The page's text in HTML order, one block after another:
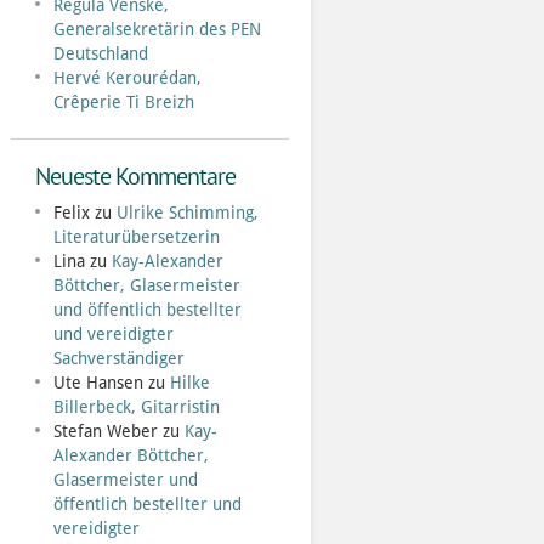
Regula Venske,
Generalsekretärin des PEN
Deutschland
Hervé Kerourédan,
Crêperie Ti Breizh
Neueste Kommentare
Felix zu Ulrike Schimming,
Literaturübersetzerin
Lina zu Kay-Alexander
Böttcher, Glasermeister
und öffentlich bestellter
und vereidigter
Sachverständiger
Ute Hansen zu Hilke
Billerbeck, Gitarristin
Stefan Weber zu Kay-
Alexander Böttcher,
Glasermeister und
öffentlich bestellter und
vereidigter